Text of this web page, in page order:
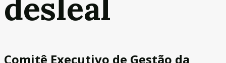
desleal
Comitê Executivo de Gestão da